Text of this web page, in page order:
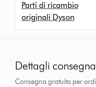
Parti di ricambio
originali Dyson
Dettagli consegna
Consegna gratuita per